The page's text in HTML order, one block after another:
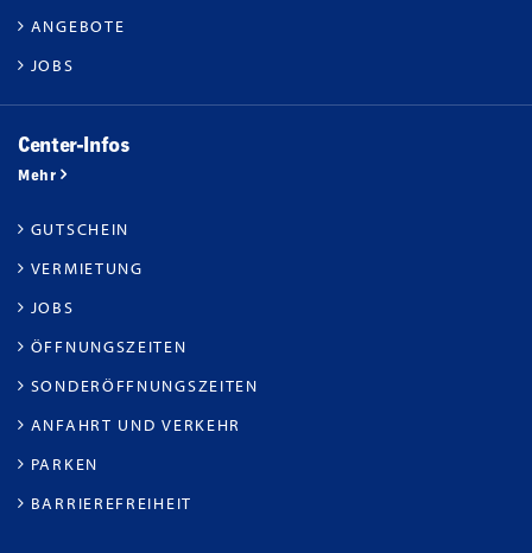
ANGEBOTE
JOBS
Center-Infos
Mehr
GUTSCHEIN
VERMIETUNG
JOBS
ÖFFNUNGSZEITEN
SONDERÖFFNUNGSZEITEN
ANFAHRT UND VERKEHR
PARKEN
BARRIEREFREIHEIT